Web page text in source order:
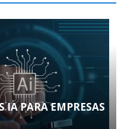
IA PARA EMPRESAS